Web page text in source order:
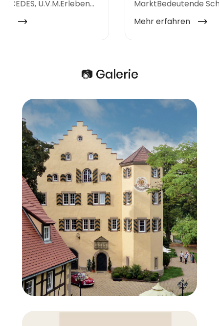
📷 Galerie